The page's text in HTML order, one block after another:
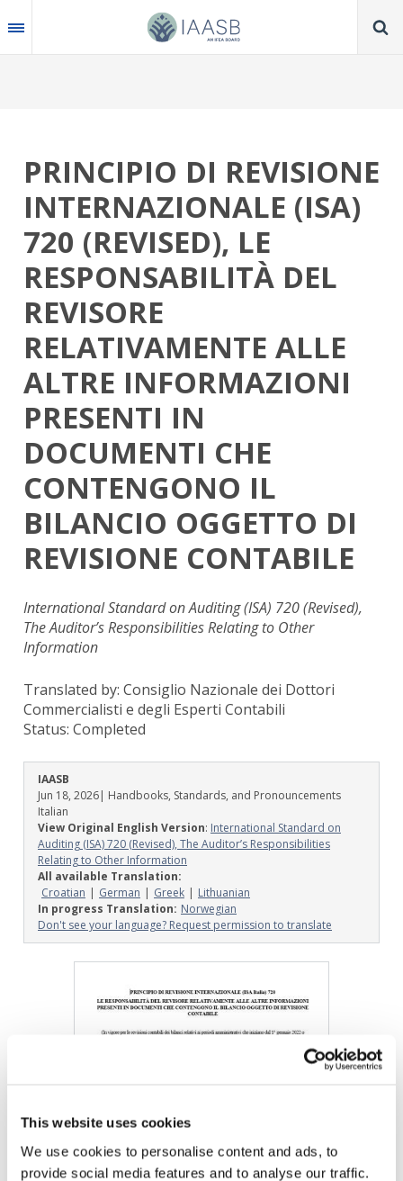
This website uses cookies
We use cookies to personalise content and ads, to
provide social media features and to analyse our traffic.
to
main
PRINCIPIO DI REVISIONE
INTERNAZIONALE (ISA)
720 (REVISED), LE
RESPONSABILITÀ DEL
REVISORE
RELATIVAMENTE ALLE
ALTRE INFORMAZIONI
PRESENTI IN
DOCUMENTI CHE
CONTENGONO IL
BILANCIO OGGETTO DI
REVISIONE CONTABILE
International Standard on Auditing (ISA) 720 (Revised),
The Auditor’s Responsibilities Relating to Other
Information
Translated by: Consiglio Nazionale dei Dottori
Commercialisti e degli Esperti Contabili
Status: Completed
IAASB
Jun 18, 2026| Handbooks, Standards, and Pronouncements
Italian
View Original English Version: International Standard on
Auditing (ISA) 720 (Revised), The Auditor’s Responsibilities
Relating to Other Information
All available Translation:
Croatian
German Greek
Lithuanian
In progress Translation: Norwegian
Don't see your language? Request permission to translate